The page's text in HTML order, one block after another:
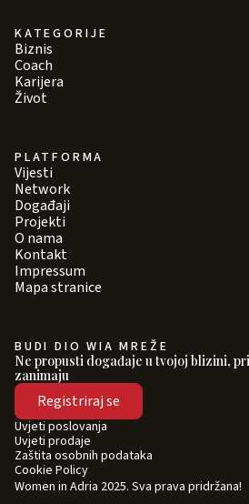
KATEGORIJE
Biznis
Coach
Karijera
Život
PLATFORMA
Vijesti
Network
Događaji
Projekti
O nama
Kontakt
Impressum
Mapa stranice
BUDI DIO WIA MREŽE
Ne propusti događaje u tvojoj blizini,
zanimaju
Registriraj se
Women in Adria 2025. Sva prava pridržana!
Uvjeti poslovanja
Uvjeti prodaje
Zaštita osobnih podataka
Cookie Policy